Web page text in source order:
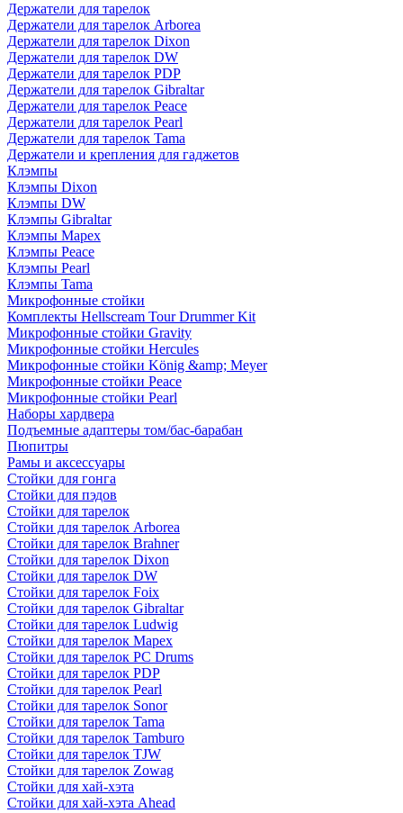
Держатели для тарелок
Держатели для тарелок Arborea
Держатели для тарелок Dixon
Держатели для тарелок DW
Держатели для тарелок PDP
Держатели для тарелок Gibraltar
Держатели для тарелок Peace
Держатели для тарелок Pearl
Держатели для тарелок Tama
Держатели и крепления для гаджетов
Клэмпы
Клэмпы Dixon
Клэмпы DW
Клэмпы Gibraltar
Клэмпы Mapex
Клэмпы Peace
Клэмпы Pearl
Клэмпы Tama
Микрофонные стойки
Комплекты Hellscream Tour Drummer Kit
Микрофонные стойки Gravity
Микрофонные стойки Hercules
Микрофонные стойки König &amp; Meyer
Микрофонные стойки Peace
Микрофонные стойки Pearl
Наборы хардвера
Подъемные адаптеры том/бас-барабан
Пюпитры
Рамы и аксессуары
Стойки для гонга
Стойки для пэдов
Стойки для тарелок
Стойки для тарелок Arborea
Стойки для тарелок Brahner
Стойки для тарелок Dixon
Стойки для тарелок DW
Стойки для тарелок Foix
Стойки для тарелок Gibraltar
Стойки для тарелок Ludwig
Стойки для тарелок Mapex
Стойки для тарелок PC Drums
Стойки для тарелок PDP
Стойки для тарелок Pearl
Стойки для тарелок Sonor
Стойки для тарелок Tama
Стойки для тарелок Tamburo
Стойки для тарелок TJW
Стойки для тарелок Zowag
Стойки для хай-хэта
Стойки для хай-хэта Ahead